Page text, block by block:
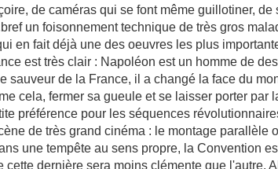
de caméras qui se font même guillotiner, de
un foisonnement technique de très gros
en fait déjà une des oeuvres les plus
est très clair : Napoléon est un homme de
sauveur de la France, il a changé la face du
cela, fermer sa gueule et se laisser porter par
préférence pour les séquences
de très grand cinéma : le montage parallèle
une tempête au sens propre, la Convention
cette dernière sera moins clémente que l'autre.